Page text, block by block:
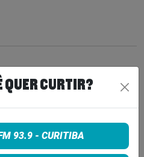
QUER CURTIR?
93.9 - CURITIBA